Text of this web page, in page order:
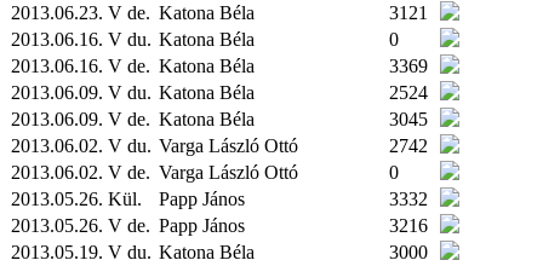
2013.06.23. V de. Katona Béla
3121
2013.06.16. V du. Katona Béla
0
2013.06.16. V de. Katona Béla
3369
2013.06.09. V du. Katona Béla
2524
2013.06.09. V de. Katona Béla
3045
2013.06.02. V du. Varga László Ottó
2742
2013.06.02. V de. Varga László Ottó
0
2013.05.26. Kül. Papp János
3332
2013.05.26. V de. Papp János
3216
2013.05.19. V du. Katona Béla
3000